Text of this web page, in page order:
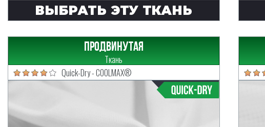
ВЫБРАТЬ ЭТУ ТКАНЬ
Продвинутая
Ткань
Quick-Dry - COOLMAX®